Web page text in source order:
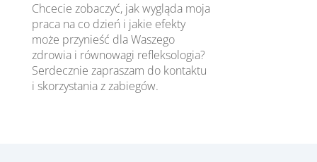
Chcecie zobaczyć, jak wygląda moja
praca na co dzień i jakie efekty
może przynieść dla Waszego
zdrowia i równowagi refleksologia?
Serdecznie zapraszam do kontaktu
i skorzystania z zabiegów.